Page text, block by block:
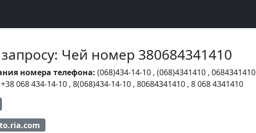
запросу: Чей номер 380684341410
номера телефона: (068)434-14-10 , (068)4341410 , 0684341410
+38 068 434-14-10 , 8(068)434-14-10 , 80684341410 , 8 068 4341410